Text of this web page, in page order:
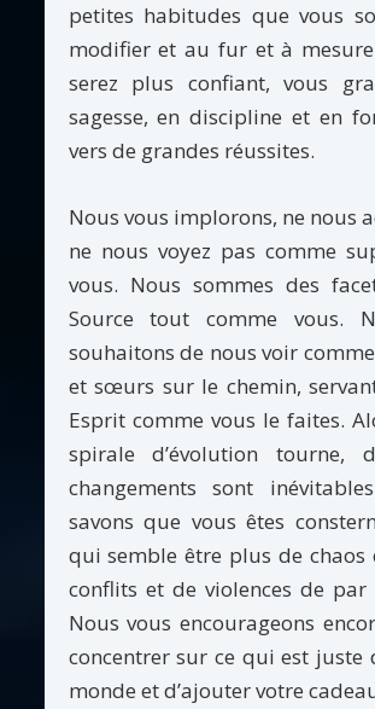
petites habitudes que vous
modifier et au fur et à
serez plus confiant, vous
sagesse, en discipline et en
vers de grandes réussites.
Nous vous implorons, ne nous
ne nous voyez pas comme
vous. Nous sommes des
Source tout comme vous.
souhaitons de nous voir
et sœurs sur le chemin,
Esprit comme vous le faites.
spirale d’évolution tourne,
changements sont
savons que vous êtes
qui semble être plus de chaos
conflits et de violences de par
Nous vous encourageons
concentrer sur ce qui est juste
monde et d’ajouter votre